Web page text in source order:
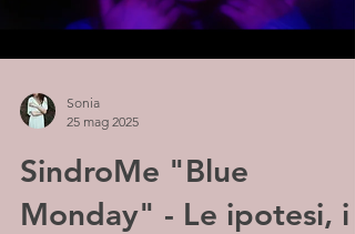
Sonia
25 mag 2025
SindroMe "Blue
Monday" - Le ipotesi, i